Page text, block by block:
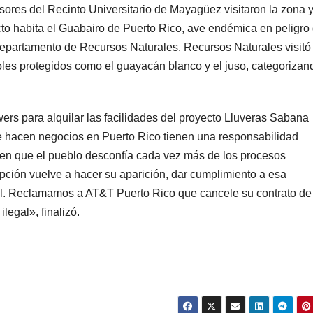
del Recinto Universitario de Mayagüez visitaron la zona y
habita el Guabairo de Puerto Rico, ave endémica en peligro
de Recursos Naturales. Recursos Naturales visitó
protegidos como el guayacán blanco y el juso,
para alquilar las facilidades del proyecto Lluveras Sabana
negocios en Puerto Rico tienen una responsabilidad
que el pueblo desconfía cada vez más de los procesos
vuelve a hacer su aparición, dar cumplimiento a esa
a AT&T Puerto Rico que cancele su contrato de
finalizó.